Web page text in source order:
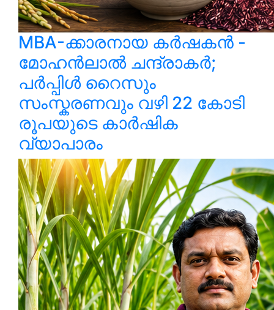
MBA-ക്കാരനായ കർഷകൻ -
മോഹൻലാൽ ചന്ദ്രാകർ;
പർപ്പിൾ റൈസും
സംസ്കരണവും വഴി 22 കോടി
രൂപയുടെ കാർഷിക
വ്യാപാരം